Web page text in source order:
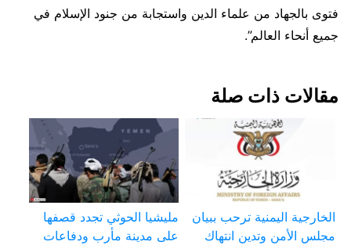
فتوى بالجهاد من علماء الدين واستجابة من جنود الإسلام في
جميع أنحاء العالم”.
مقالات ذات صلة
الخارجية اليمنية ترحب ببيان
مجلس الأمن وتدين انتهاك
مليشيا الحوثي تجدد قصفها
على مدينة مأرب ودفاعات